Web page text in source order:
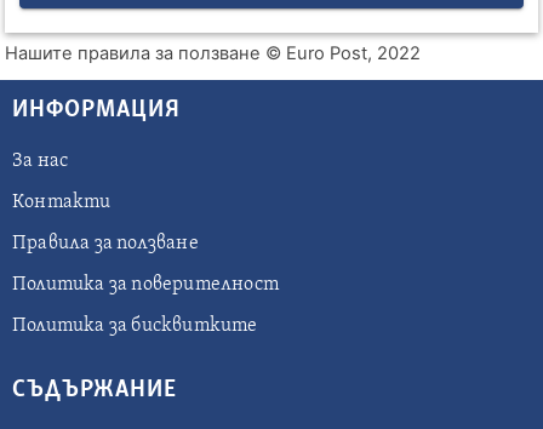
Нашите правила за ползване © Euro Post, 2022
ИНФОРМАЦИЯ
За нас
Контакти
Правила за ползване
Политика за поверителност
Политика за бисквитките
СЪДЪРЖАНИЕ